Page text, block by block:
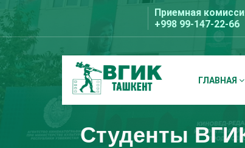
Перейти
к
содержимому
Приемная
+998 99-147-22-66
ВГИК Ташкент
ГЛАВНАЯ
Студенты